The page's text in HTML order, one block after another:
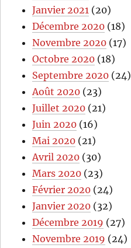
Janvier 2021 (20)
Décembre 2020 (18)
Novembre 2020 (17)
Octobre 2020 (18)
Septembre 2020 (24)
Août 2020 (23)
Juillet 2020 (21)
Juin 2020 (16)
Mai 2020 (21)
Avril 2020 (30)
Mars 2020 (23)
Février 2020 (24)
Janvier 2020 (32)
Décembre 2019 (27)
Novembre 2019 (24)